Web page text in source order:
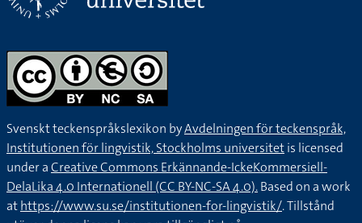
Svenskt teckenspråkslexikon byAvdelningen för teckenspråk,
Institutionen för lingvistik, Stockholms universitetis licensed
under aCreative Commons Erkännande-IckeKommersiell-
DelaLika 4.0 Internationell (CC BY-NC-SA 4.0).Based on a work
athttps://www.su.se/institutionen-for-lingvistik/. Tillstånd